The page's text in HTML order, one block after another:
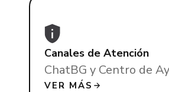
Canales de Atención
ChatBG y Centro de
VER MÁS